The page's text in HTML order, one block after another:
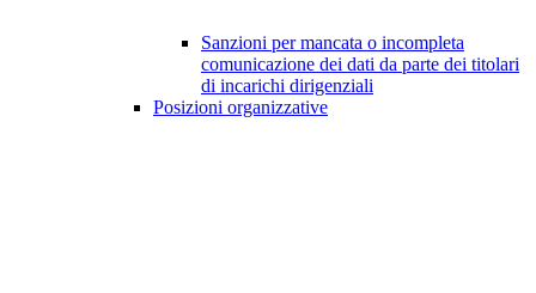
Sanzioni per mancata o incompleta
comunicazione dei dati da parte dei titolari
di incarichi dirigenziali
Posizioni organizzative